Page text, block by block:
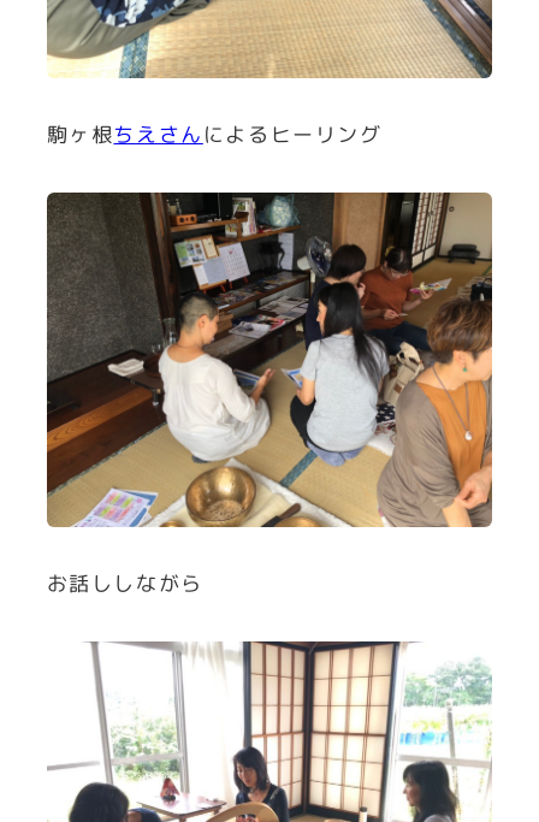
駒ヶ根ちえさん によるヒーリング
お話ししながら